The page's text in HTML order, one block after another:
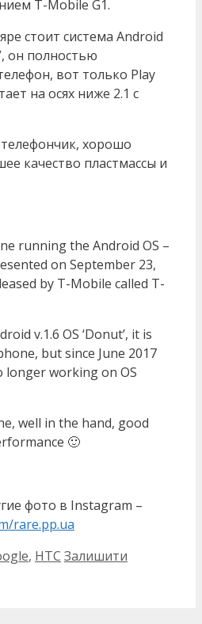
T-Mobile G1.
стоит система Android
он полностью
вот только Play
на осях ниже 2.1 с
хорошо
качество пластмассы и
running the Android OS –
on September 23,
by T-Mobile called T-
v.1.6 OS ‘Donut’, it is
but since June 2017
longer working on OS
well in the hand, good
🙂
фото в Instagram –
rare.pp.ua
, HTC Залишити